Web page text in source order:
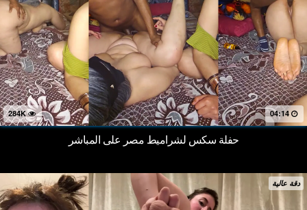
284K 04:14
حفلة سكس لشراميط مصر على المباشر
دقة عالية